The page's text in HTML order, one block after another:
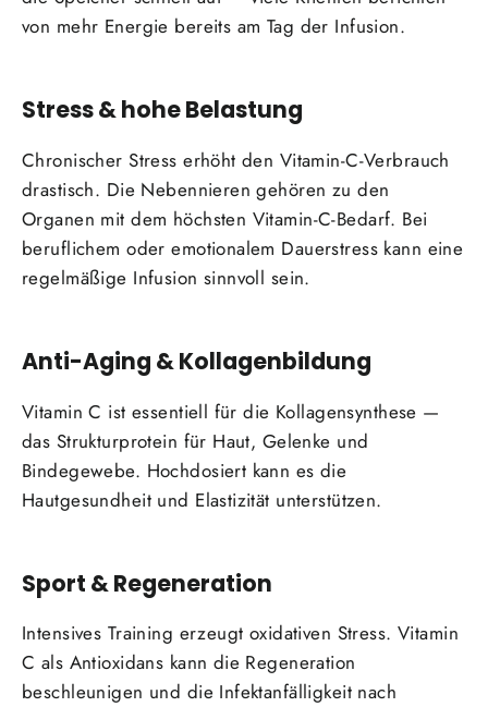
von mehr Energie bereits am Tag der Infusion.
Stress & hohe Belastung
Chronischer Stress erhöht den Vitamin-C-Verbrauch
drastisch. Die Nebennieren gehören zu den
Organen mit dem höchsten Vitamin-C-Bedarf. Bei
beruflichem oder emotionalem Dauerstress kann eine
regelmäßige Infusion sinnvoll sein.
Anti-Aging & Kollagenbildung
Vitamin C ist essentiell für die Kollagensynthese —
das Strukturprotein für Haut, Gelenke und
Bindegewebe. Hochdosiert kann es die
Hautgesundheit und Elastizität unterstützen.
Sport & Regeneration
Intensives Training erzeugt oxidativen Stress. Vitamin
C als Antioxidans kann die Regeneration
beschleunigen und die Infektanfälligkeit nach